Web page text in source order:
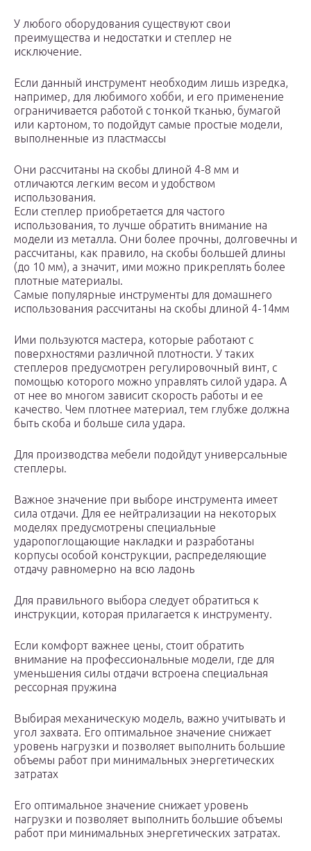
У любого оборудования существуют свои
преимущества и недостатки и степлер не
исключение.
Если данный инструмент необходим лишь изредка,
например, для любимого хобби, и его применение
ограничивается работой с тонкой тканью, бумагой
или картоном, то подойдут самые простые модели,
выполненные из пластмассы
Они рассчитаны на скобы длиной 4-8 мм и
отличаются легким весом и удобством
использования.
Если степлер приобретается для частого
использования, то лучше обратить внимание на
модели из металла. Они более прочны, долговечны и
рассчитаны, как правило, на скобы большей длины
(до 10 мм), а значит, ими можно прикреплять более
плотные материалы.
Самые популярные инструменты для домашнего
использования рассчитаны на скобы длиной 4-14мм
Ими пользуются мастера, которые работают с
поверхностями различной плотности. У таких
степлеров предусмотрен регулировочный винт, с
помощью которого можно управлять силой удара. А
от нее во многом зависит скорость работы и ее
качество. Чем плотнее материал, тем глубже должна
быть скоба и больше сила удара.
Для производства мебели подойдут универсальные
степлеры.
Важное значение при выборе инструмента имеет
сила отдачи. Для ее нейтрализации на некоторых
моделях предусмотрены специальные
ударопоглощающие накладки и разработаны
корпусы особой конструкции, распределяющие
отдачу равномерно на всю ладонь
Для правильного выбора следует обратиться к
инструкции, которая прилагается к инструменту.
Если комфорт важнее цены, стоит обратить
внимание на профессиональные модели, где для
уменьшения силы отдачи встроена специальная
рессорная пружина
Выбирая механическую модель, важно учитывать и
угол захвата. Его оптимальное значение снижает
уровень нагрузки и позволяет выполнить большие
объемы работ при минимальных энергетических
затратах
Его оптимальное значение снижает уровень
нагрузки и позволяет выполнить большие объемы
работ при минимальных энергетических затратах.